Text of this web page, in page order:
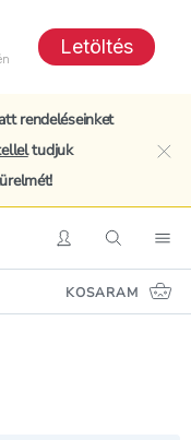
Letöltés
rendeléseinket
tudjuk
BelépésKeresés
KOSARAM